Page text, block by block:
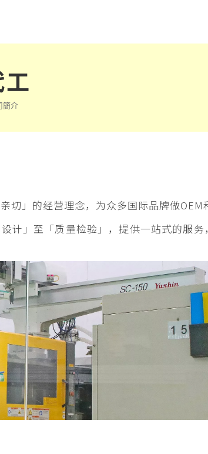
簡介
」的经营理念，为众多国际品牌做OEM
计」至「质量检验」，提供一站式的服务